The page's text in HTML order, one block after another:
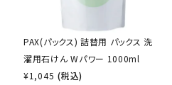
PAX(パックス) 詰替用 パックス 洗
濯用石けん Wパワー 1000ml
¥1,045 (税込)